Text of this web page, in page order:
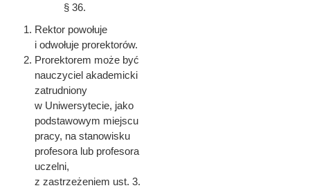
§ 36.
Rektor powołuje
i odwołuje prorektorów.
Prorektorem może być
nauczyciel akademicki
zatrudniony
w Uniwersytecie, jako
podstawowym miejscu
pracy, na stanowisku
profesora lub profesora
uczelni,
z zastrzeżeniem ust. 3.